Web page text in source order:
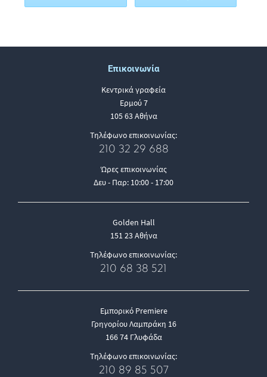
Επικοινωνία
Κεντρικά γραφεία
Ερμού 7
105 63 Αθήνα
Τηλέφωνο επικοινωνίας:
210 32 29 688
Ώρες επικοινωνίας
Δευ - Παρ: 10:00 - 17:00
Golden Hall
151 23 Αθήνα
Τηλέφωνο επικοινωνίας:
210 68 38 521
Εμπορικό Premiere
Γρηγορίου Λαμπράκη 16
166 74 Γλυφάδα
Τηλέφωνο επικοινωνίας:
210 89 85 507